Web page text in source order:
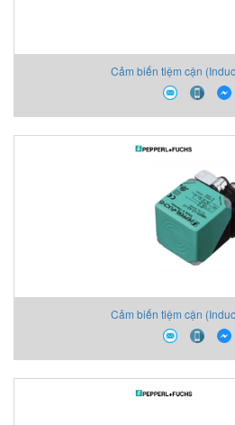
Cảm biến tiệm cận
Cảm biến tiệm cận